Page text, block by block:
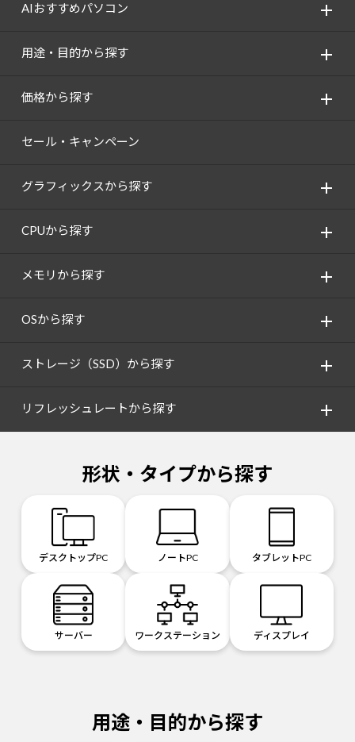
AIおすすめパソコン
用途・目的から探す
価格から探す
セール・キャンペーン
グラフィックスから探す
CPUから探す
メモリから探す
OSから探す
ストレージ（SSD）から探す
リフレッシュレートから探す
形状・タイプから探す
デスクトップPC ノートPC タブレットPC
サーバー ワークステーション ディスプレイ
用途・目的から探す